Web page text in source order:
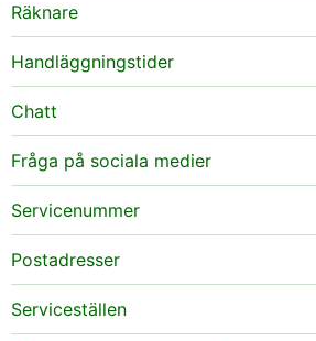
Räknare
Handläggningstider
Chatt
Fråga på sociala medier
Servicenummer
Postadresser
Serviceställen